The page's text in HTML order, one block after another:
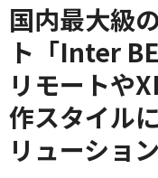
国内最大級
ト「Inter
リモートや
作スタイル
リューショ